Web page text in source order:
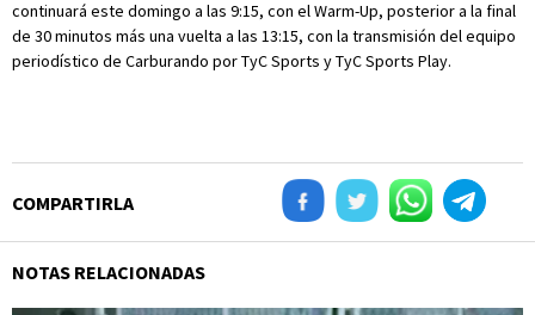
continuará este domingo a las 9:15, con el Warm-Up, posterior a la final
de 30 minutos más una vuelta a las 13:15, con la transmisión del equipo
periodístico de Carburando por TyC Sports y TyC Sports Play.
COMPARTIRLA
NOTAS RELACIONADAS